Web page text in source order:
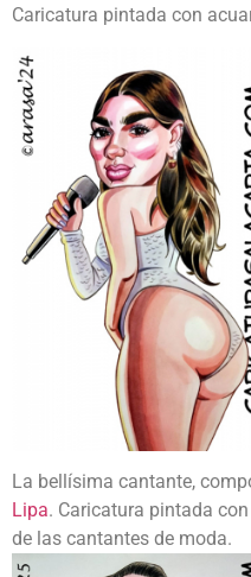
Caricatura pintada con
La bellísima cantante,
Lipa. Caricatura pintada
de las cantantes de moda.